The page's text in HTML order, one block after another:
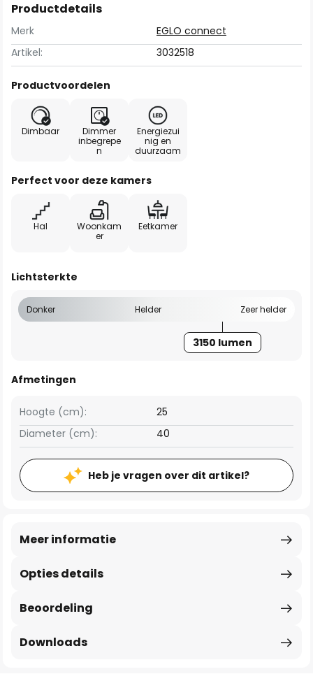
Productdetails
Merk
EGLO connect
Artikel:
3032518
Productvoordelen
Dimbaar
Dimmer
inbegrepe
n
Energiezui
nig en
duurzaam
Perfect voor deze kamers
Hal
Woonkam
er
Eetkamer
Lichtsterkte
Donker Helder Zeer helder
3150 lumen
Afmetingen
Hoogte (cm):
25
Diameter (cm):
40
Heb je vragen over dit artikel?
Opties details
Meer informatie
Beoordeling
Downloads